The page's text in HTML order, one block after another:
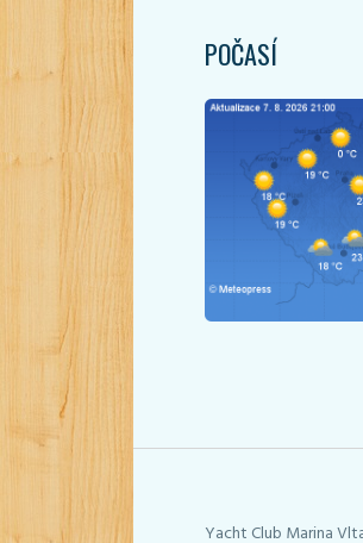
POČASÍ
Yacht Club Marina